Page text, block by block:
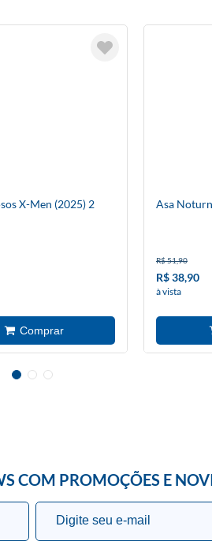
X-Men (2025) 2 Asa
R$ 51,90
R$ 38,90
à vista
COM PROMOÇÕES E